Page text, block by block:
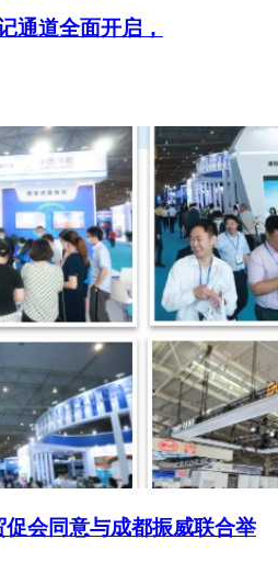
通道全面开启，
会同意与成都振威联合举